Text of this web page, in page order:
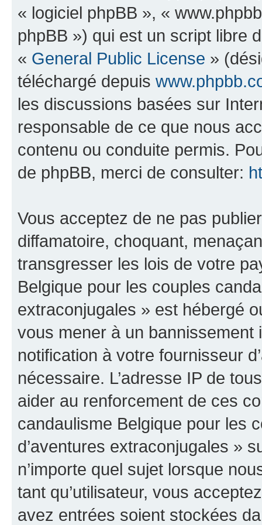
« logiciel phpBB », «
phpBB ») qui est un script libre
« General Public License »
téléchargé depuis
les discussions basées sur
responsable de ce que nous
contenu ou conduite permis.
de phpBB, merci de consulter:
Vous acceptez de ne pas
diffamatoire, choquant,
transgresser les lois de votre
Belgique pour les couples
extraconjugales » est hébergé
vous mener à un
notification à votre fournisseur
nécessaire. L’adresse IP de
aider au renforcement de ces
candaulisme Belgique pour les
d’aventures extraconjugales »
n’importe quel sujet lorsque
tant qu’utilisateur, vous
avez entrées soient stockées